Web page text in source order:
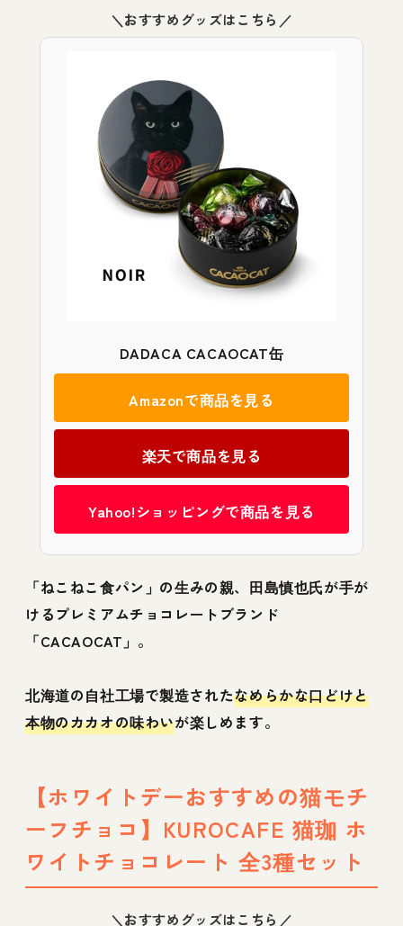
＼おすすめグッズはこちら／
DADACA CACAOCAT缶
Amazonで商品を見る
楽天で商品を見る
Yahoo!ショッピングで商品を見る
「ねこねこ食パン」の生みの親、田島慎也氏が手が
けるプレミアムチョコレートブランド
「CACAOCAT」。
北海道の自社工場で製造されたなめらかな口どけと
本物のカカオの味わいが楽しめます。
【ホワイトデーおすすめの猫モチ
ーフチョコ】KUROCAFE 猫珈 ホ
ワイトチョコレート 全3種セット
＼おすすめグッズはこちら／